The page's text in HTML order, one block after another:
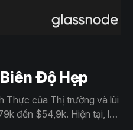
Độ Hẹp
Thực của Thị trường và lùi
đến $54,9k. Hiện tại, lực